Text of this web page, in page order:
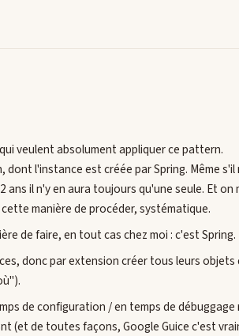
veulent absolument appliquer ce pattern.
l'instance est créée par Spring. Même s'il
il n'y en aura toujours qu'une seule. Et on
manière de procéder, systématique.
de faire, en tout cas chez moi : c'est Spring.
donc par extension créer tous leurs
de configuration / en temps de débuggage
(et de toutes façons, Google Guice c'est